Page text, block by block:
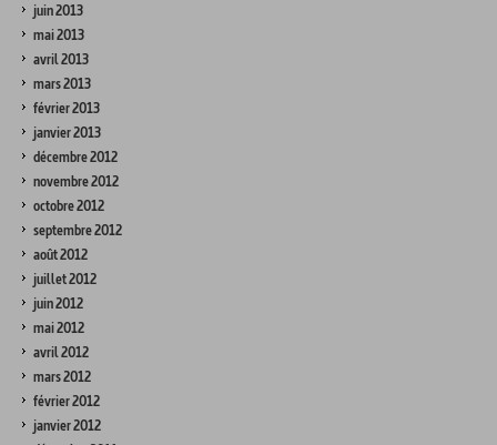
juin 2013
mai 2013
avril 2013
mars 2013
février 2013
janvier 2013
décembre 2012
novembre 2012
octobre 2012
septembre 2012
août 2012
juillet 2012
juin 2012
mai 2012
avril 2012
mars 2012
février 2012
janvier 2012